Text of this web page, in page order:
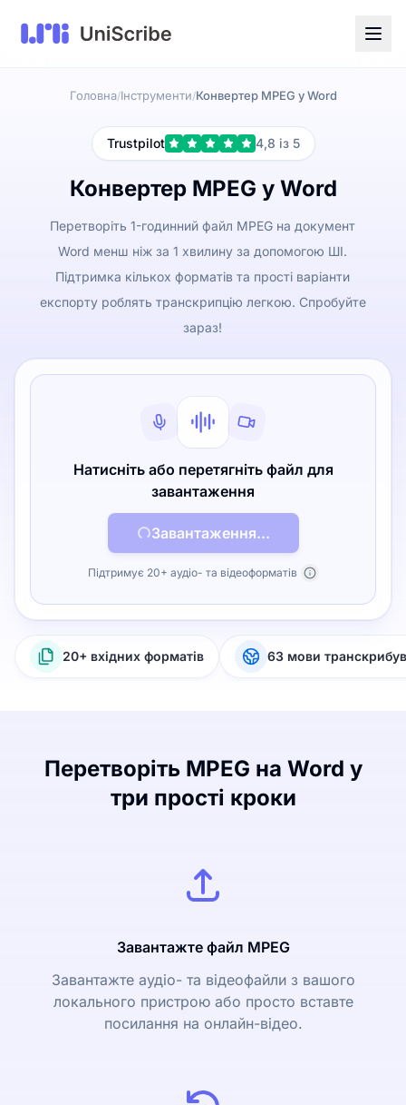
Головна/Інструменти/Конвертер MPEG у Word
Trustpilot 4,8 із 5
Конвертер MPEG у Word
Перетворіть 1-годинний файл MPEG на документ
Word менш ніж за 1 хвилину за допомогою ШІ.
Підтримка кількох форматів та прості варіанти
експорту роблять транскрипцію легкою. Спробуйте
зараз!
Натисніть або перетягніть файл для
завантаження
Завантаження...
Підтримує 20+ аудіо- та відеоформатів
20+ вхідних форматів 63 мови
Перетворіть MPEG на Word у
три прості кроки
Завантажте файл MPEG
Завантажте аудіо- та відеофайли з вашого
локального пристрою або просто вставте
посилання на онлайн-відео.